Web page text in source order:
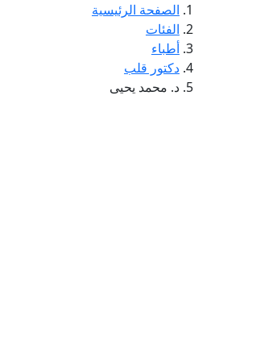
الصفحة الرئيسية
الفئات
أطباء
دكتور قلب
د. محمد يحيى